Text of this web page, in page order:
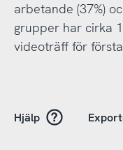
arbetande (37%)
grupper har cirka
videoträff för
Hjälp